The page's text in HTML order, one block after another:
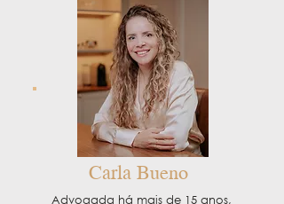
Carla Bueno
Advogada há mais de 15 anos,